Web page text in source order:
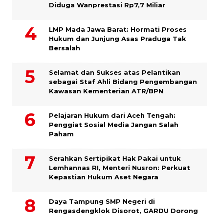
Diduga Wanprestasi Rp7,7 Miliar
LMP Mada Jawa Barat: Hormati Proses
Hukum dan Junjung Asas Praduga Tak
Bersalah
Selamat dan Sukses atas Pelantikan
sebagai Staf Ahli Bidang Pengembangan
Kawasan Kementerian ATR/BPN
Pelajaran Hukum dari Aceh Tengah:
Penggiat Sosial Media Jangan Salah
Paham
Serahkan Sertipikat Hak Pakai untuk
Lemhannas RI, Menteri Nusron: Perkuat
Kepastian Hukum Aset Negara
Daya Tampung SMP Negeri di
Rengasdengklok Disorot, GARDU Dorong